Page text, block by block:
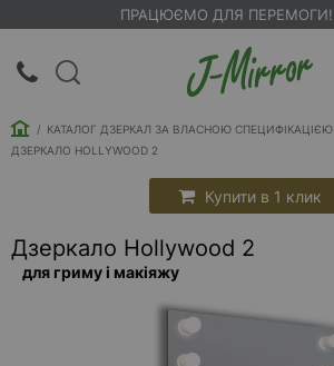
ПРАЦЮЄМО ДЛЯ ПЕРЕМОГИ!
КАТАЛОГ ДЗЕРКАЛ ЗА ВЛАСНОЮ СПЕЦИФІКАЦІЄЮ
ДЗЕРКАЛО HOLLYWOOD 2
Купити в 1 клик
Дзеркало Hollywood 2
для гриму і макіяжу